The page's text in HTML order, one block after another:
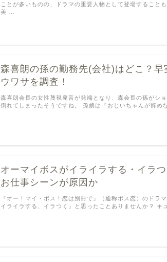
ことが多いものの、ドラマの重要人物として登場すること
美 …
森喜朗の孫の勤務先(会社)はどこ？早
ウワサを調査！
森喜朗会長の女性蔑視発言が発端となり、森会長の孫がシ
倒れてしまったそうですね。 孫娘は『おじいちゃんが辞め
オーマイボスがイライラする・イラつ
お仕事シーンが原因か
『オー！マイ・ボス！恋は別冊で』（通称ボス恋）のドラ
イライラする、イラつく』と思ったことありませんか？ キ